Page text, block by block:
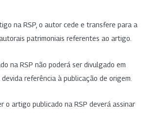
na RSP, o autor cede e transfere para a
patrimoniais referentes ao artigo.
na RSP não poderá ser divulgado em
referência à publicação de origem.
o artigo publicado na RSP deverá assinar